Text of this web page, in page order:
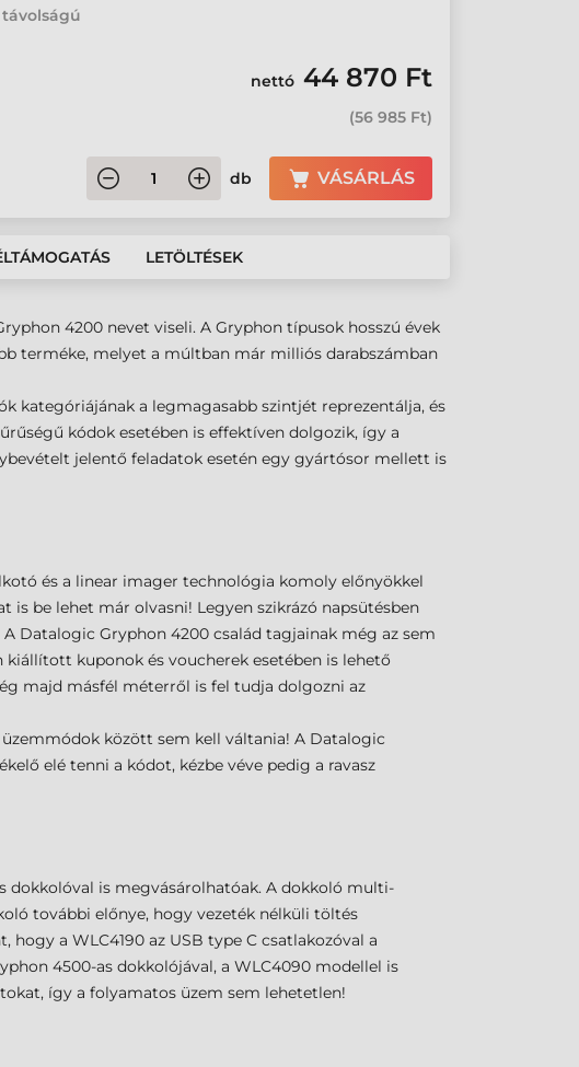
távolságú
nettó 44 870 Ft
(56 985 Ft)
db VÁSÁRLÁS
LETÖLTÉSEK
4200 nevet viseli. A Gryphon típusok hosszú évek
terméke, melyet a múltban már milliós darabszámban
kategóriájának a legmagasabb szintjét reprezentálja, és
kódok esetében is effektíven dolgozik, így a
jelentő feladatok esetén egy gyártósor mellett is
és a linear imager technológia komoly előnyökkel
is be lehet már olvasni! Legyen szikrázó napsütésben
Datalogic Gryphon 4200 család tagjainak még az sem
kuponok és voucherek esetében is lehető
majd másfél méterről is fel tudja dolgozni az
között sem kell váltania! A Datalogic
elé tenni a kódot, kézbe véve pedig a ravasz
dokkolóval is megvásárolhatóak. A dokkoló multi-
további előnye, hogy vezeték nélküli töltés
hogy a WLC4190 az USB type C csatlakozóval a
4500-as dokkolójával, a WLC4090 modellel is
így a folyamatos üzem sem lehetetlen!